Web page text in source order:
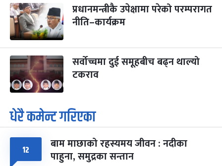
प्रधानमन्त्रीकै उपेक्षामा परेको परम्परागत
नीति–कार्यक्रम
सर्वोच्चमा दुई समूहबीच बढ्न थाल्यो
टकराव
धेरै कमेन्ट गरिएका
१२ बाम माछाको रहस्यमय जीवन : नदीका
पाहुना, समुद्रका सन्तान